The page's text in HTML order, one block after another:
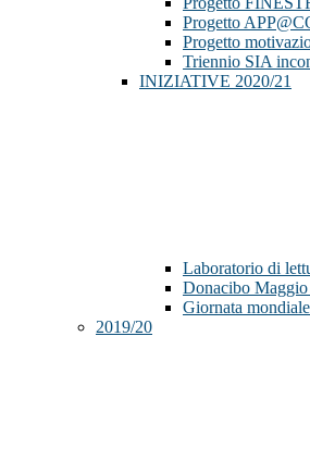
Progetto
Progetto
Triennio SIA
INIZIATIVE 2020/21
Laboratorio di
Donacibo Maggio
Giornata
2019/20